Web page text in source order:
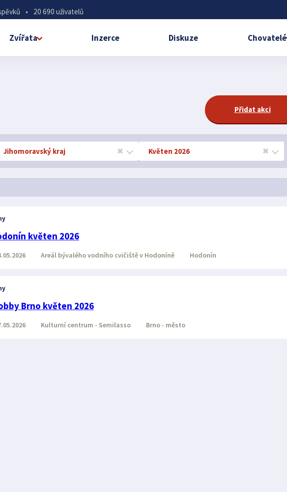
• 20 690 uživatelů
Zvířata Inzerce Diskuze Chovatelé
Přidat akci
Jihomoravský kraj ✖ Květen 2026 ✖
květen 2026
Areál bývalého vodního cvičiště v Hodoníně Hodonín
Brno květen 2026
Kulturní centrum - Semilasso Brno - město